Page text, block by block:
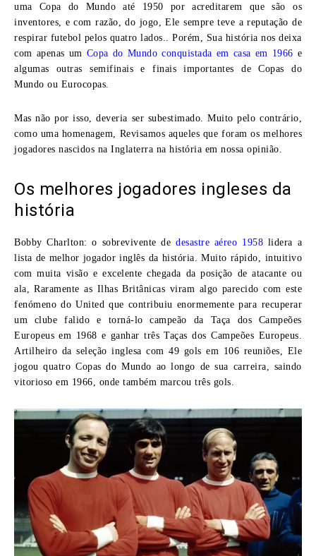
uma Copa do Mundo até 1950 por acreditarem que são os
inventores, e com razão, do jogo, Ele sempre teve a reputação de
respirar futebol pelos quatro lados.. Porém, Sua história nos deixa
com apenas um Copa do Mundo conquistada em casa em 1966 e
algumas outras semifinais e finais importantes de Copas do
Mundo ou Eurocopas.
Mas não por isso, deveria ser subestimado. Muito pelo contrário,
como uma homenagem, Revisamos aqueles que foram os melhores
jogadores nascidos na Inglaterra na história em nossa opinião.
Os melhores jogadores ingleses da
história
Bobby Charlton: o sobrevivente dedesastre aéreo 1958 lidera a
lista de melhor jogador inglês da história. Muito rápido, intuitivo
com muita visão e excelente chegada da posição de atacante ou
ala, Raramente as Ilhas Britânicas viram algo parecido com este
fenómeno do United que contribuiu enormemente para recuperar
um clube falido e torná-lo campeão da Taça dos Campeões
Europeus em 1968 e ganhar três Taças dos Campeões Europeus.
Artilheiro da seleção inglesa com 49 gols em 106 reuniões, Ele
jogou quatro Copas do Mundo ao longo de sua carreira, saindo
vitorioso em 1966, onde também marcou três gols.